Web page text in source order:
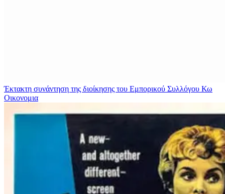
Έκτακτη συνάντηση της διοίκησης του Εμπορικού Συλλόγου Κω
Οικονομια